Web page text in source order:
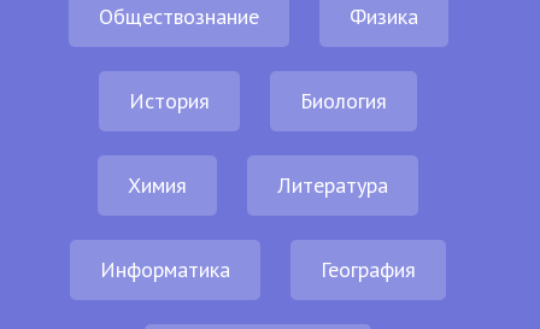
Обществознание Физика
История Биология
Химия Литература
Информатика География